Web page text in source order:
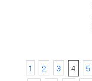
1 2 3 4 5